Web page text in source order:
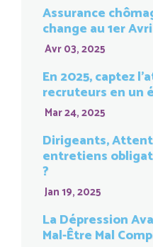
Assurance
change au 1er
Avr 03, 2025
En 2025, captez
recruteurs en un
Mar 24, 2025
Dirigeants,
entretiens
?
Jan 19, 2025
La Dépression
Mal-Être Mal